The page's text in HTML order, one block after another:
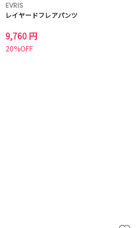
EVRIS
レイヤードフレアパンツ
9,760 円
20%OFF